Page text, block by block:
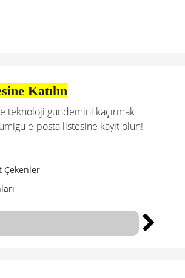
Katılın
teknoloji gündemini kaçırmak
e-posta listesine kayıt olun!
Çekenler